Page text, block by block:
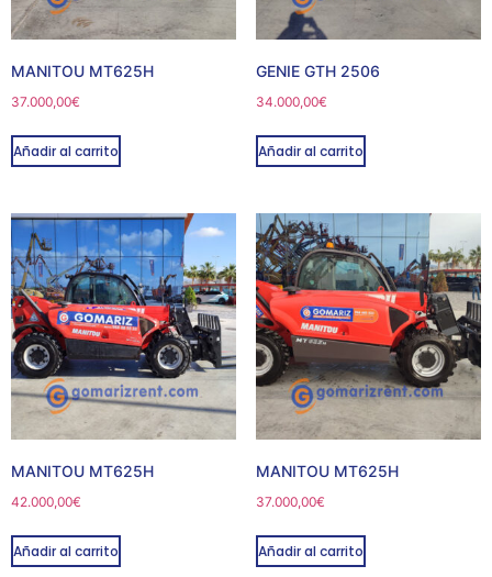
MANITOU MT625H
37.000,00€
Añadir al carrito
GENIE GTH 2506
34.000,00€
Añadir al carrito
MANITOU MT625H
42.000,00€
Añadir al carrito
MANITOU MT625H
37.000,00€
Añadir al carrito